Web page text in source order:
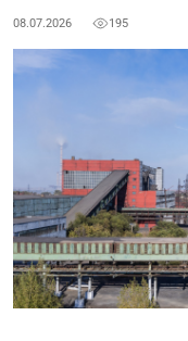
08.07.2026 195